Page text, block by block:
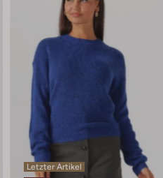
Letzter Artikel